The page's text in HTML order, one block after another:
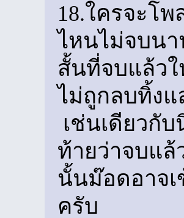
18.ใครจะโ
ไหนไม่จบนา
สั้นที่จบแล้ว
ไม่ถูกลบทิ้งแ
เช่นเดียวกั
ท้ายว่าจบแล้
นั้นม๊อดอาจ
ครับ